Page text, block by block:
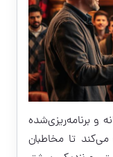
و برنامه‌ریزی‌شده
تا مخاطبان